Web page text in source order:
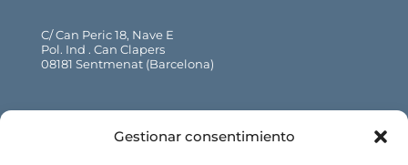
Gestionar consentimiento
C/ Can Peric 18, Nave E
Pol. Ind . Can Clapers
08181 Sentmenat (Barcelona)
info@oldteddys.com